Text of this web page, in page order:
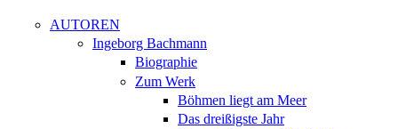
AUTOREN
Ingeborg Bachmann
Biographie
Zum Werk
Böhmen liegt am Meer
Das dreißigste Jahr